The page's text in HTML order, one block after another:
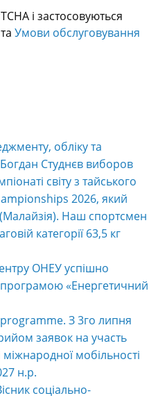
і застосовуються
та Умови обслуговування
обліку та
Студнєв виборов
світу з тайського
2026, який
Наш спортсмен
категорії 63,5 кг
ОНЕУ успішно
«Енергетичний
З 3го липня
заявок на участь
мобільності
н.р.
соціально-